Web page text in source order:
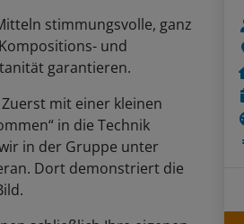
stimmungsvolle, ganz
und
garantieren.
mit einer kleinen
in die Technik
in der Gruppe unter
Dort demonstriert die